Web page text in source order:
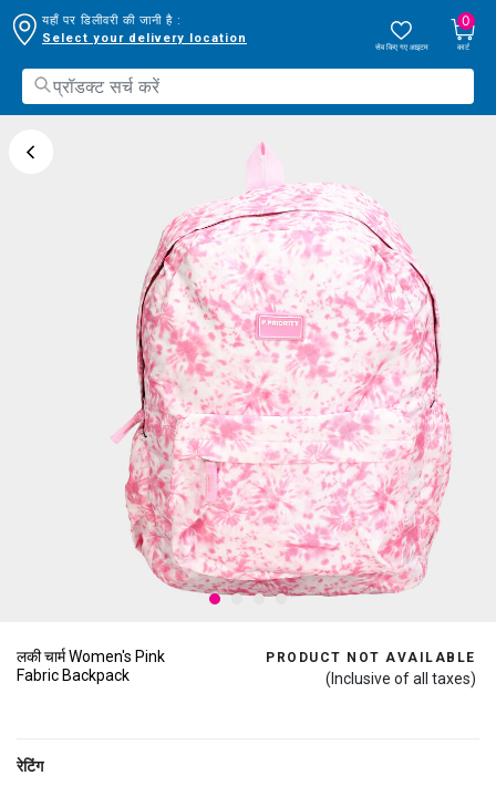
यहाँ पर डिलीवरी की जानी है :
Select your delivery location
सेव किए गए आइटम
0
कार्ट
लकी चार्म Women's Pink
Fabric Backpack
PRODUCT NOT AVAILABLE
(Inclusive of all taxes)
रेटिंग